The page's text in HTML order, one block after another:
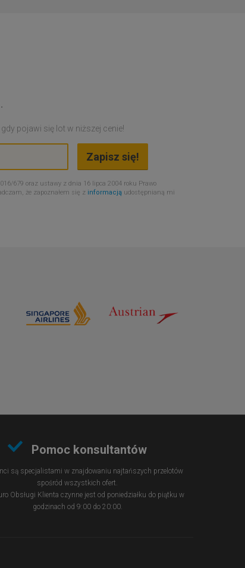
pojawi się lot w niższej cenie!
679 oraz ustawy z dnia 16 lipca 2004 roku Prawo
że zapoznałem się z informacją udostępnianą mi
Pomoc konsultantów
są specjalistami w znajdowaniu najtańszych przelotów
spośród wszystkich ofert.
Obsługi Klienta czynne jest od poniedziałku do piątku w
godzinach od 9:00 do 20:00.